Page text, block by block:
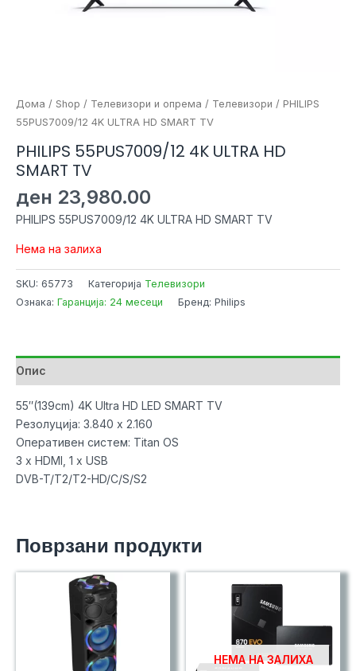
Дома / Shop / Телевизори и опрема / Телевизори / PHILIPS
55PUS7009/12 4K ULTRA HD SMART TV
PHILIPS 55PUS7009/12 4K ULTRA HD
SMART TV
ден 23,980.00
PHILIPS 55PUS7009/12 4K ULTRA HD SMART TV
Нема на залиха
SKU: 65773 Категорија Телевизори
Ознака: Гаранција: 24 месеци Бренд: Philips
Опис
55″(139cm) 4K Ultra HD LED SMART TV
Резолуција: 3.840 x 2.160
Оперативен систем: Titan OS
3 x HDMI, 1 x USB
DVB-T/T2/T2-HD/C/S/S2
Поврзани продукти
НЕМА НА ЗАЛИХА